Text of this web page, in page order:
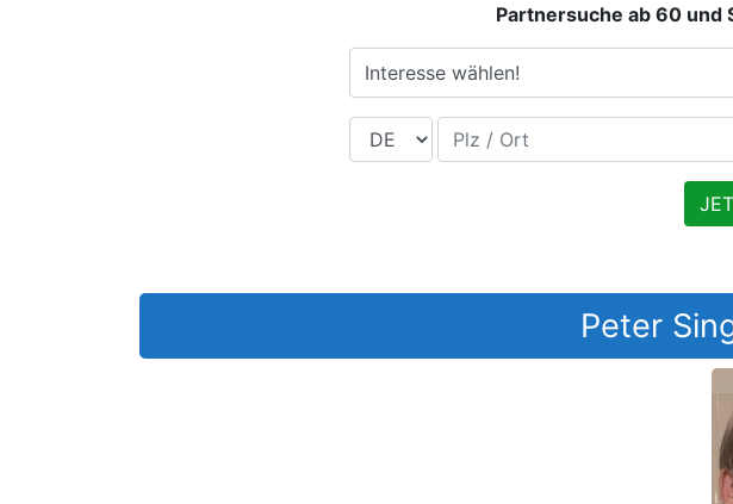
Partnersuche ab 60 und
Interesse wählen!
Land Plz / Ort
Peter